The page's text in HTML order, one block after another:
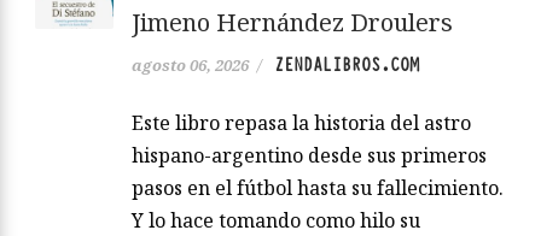
Jimeno Hernández Droulers
agosto 06, 2026 / ZENDALIBROS.COM
Este libro repasa la historia del astro
hispano-argentino desde sus primeros
pasos en el fútbol hasta su fallecimiento.
Y lo hace tomando como hilo su